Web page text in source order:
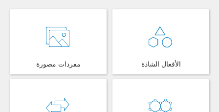
مفردات مصورة الأفعال الشاذة